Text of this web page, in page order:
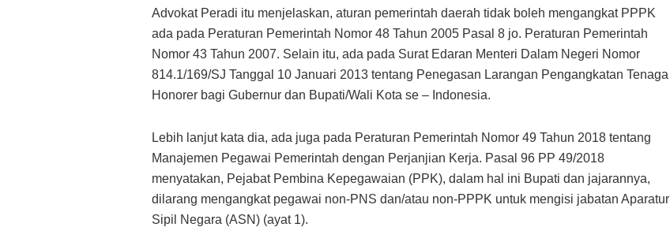
Advokat Peradi itu menjelaskan, aturan pemerintah daerah tidak boleh mengangkat PPPK
ada pada Peraturan Pemerintah Nomor 48 Tahun 2005 Pasal 8 jo. Peraturan Pemerintah
Nomor 43 Tahun 2007. Selain itu, ada pada Surat Edaran Menteri Dalam Negeri Nomor
814.1/169/SJ Tanggal 10 Januari 2013 tentang Penegasan Larangan Pengangkatan Tenaga
Honorer bagi Gubernur dan Bupati/Wali Kota se – Indonesia.
Lebih lanjut kata dia, ada juga pada Peraturan Pemerintah Nomor 49 Tahun 2018 tentang
Manajemen Pegawai Pemerintah dengan Perjanjian Kerja. Pasal 96 PP 49/2018
menyatakan, Pejabat Pembina Kepegawaian (PPK), dalam hal ini Bupati dan jajarannya,
dilarang mengangkat pegawai non-PNS dan/atau non-PPPK untuk mengisi jabatan Aparatur
Sipil Negara (ASN) (ayat 1).